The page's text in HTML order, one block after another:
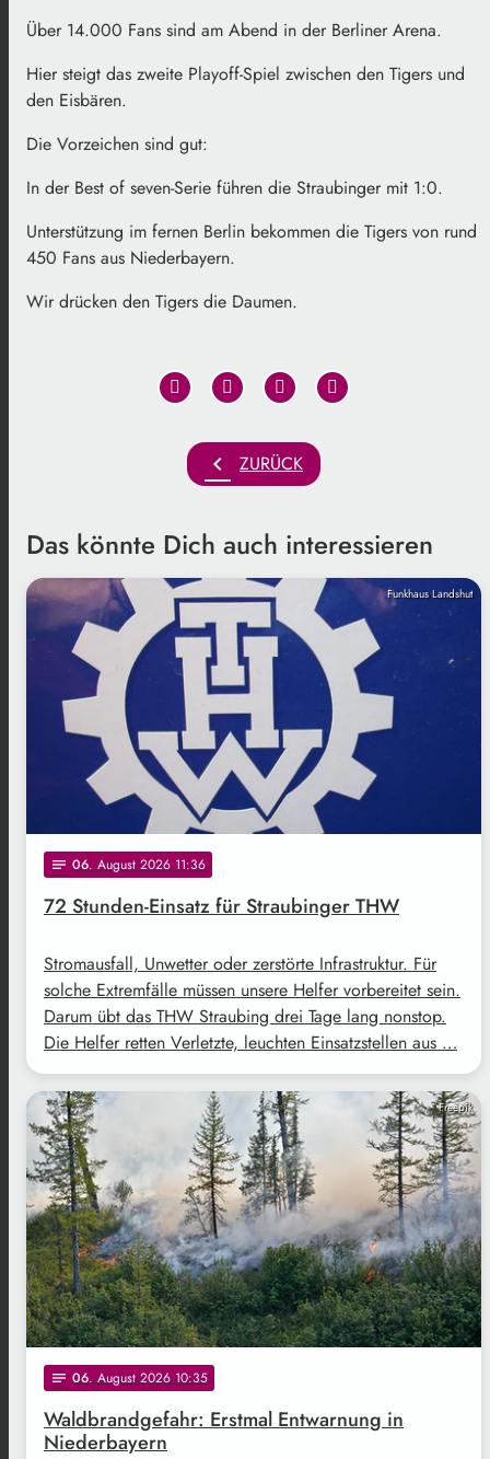
Über 14.000 Fans sind am Abend in der Berliner Arena.
Hier steigt das zweite Playoff-Spiel zwischen den Tigers und
den Eisbären.
Die Vorzeichen sind gut:
In der Best of seven-Serie führen die Straubinger mit 1:0.
Unterstützung im fernen Berlin bekommen die Tigers von rund
450 Fans aus Niederbayern.
Wir drücken den Tigers die Daumen.
chevron_left ZURÜCK
Das könnte Dich auch interessieren
Funkhaus Landshut
notes 06. August 2026 11:36
72 Stunden-Einsatz für Straubinger THW
Stromausfall, Unwetter oder zerstörte Infrastruktur. Für
solche Extremfälle müssen unsere Helfer vorbereitet sein.
Darum übt das THW Straubing drei Tage lang nonstop.
Die Helfer retten Verletzte, leuchten Einsatzstellen aus …
Freepik
notes 06. August 2026 10:35
Waldbrandgefahr: Erstmal Entwarnung in
Niederbayern